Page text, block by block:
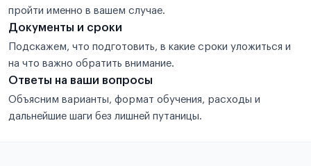
пройти именно в вашем случае.
Документы и сроки
Подскажем, что подготовить, в какие сроки уложиться и
на что важно обратить внимание.
Ответы на ваши вопросы
Объясним варианты, формат обучения, расходы и
дальнейшие шаги без лишней путаницы.